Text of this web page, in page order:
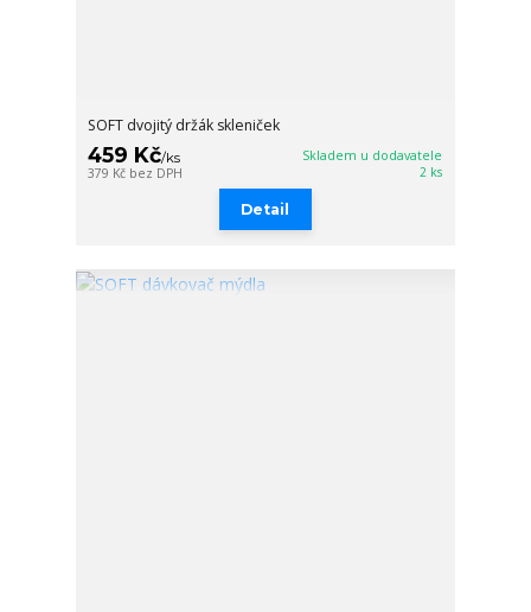
SOFT dvojitý držák skleniček
459 Kč/ks
379 Kč bez DPH
Skladem u dodavatele
2 ks
Detail